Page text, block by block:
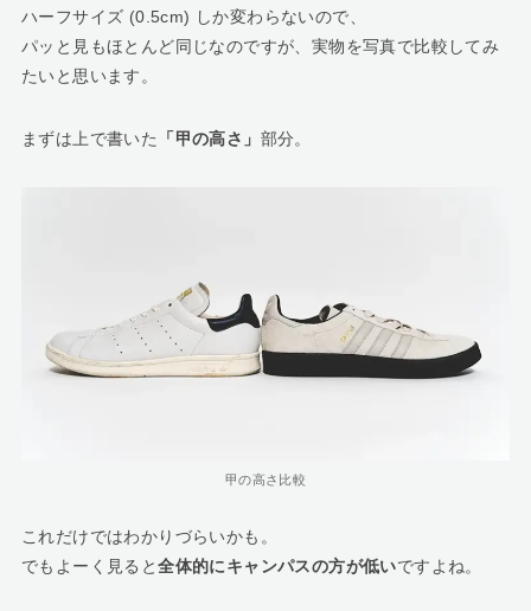
ハーフサイズ (0.5cm) しか変わらないので、
パッと見もほとんど同じなのですが、実物を写真で比較してみ
たいと思います。
まずは上で書いた 「甲の高さ」 部分。
甲の高さ比較
これだけではわかりづらいかも。
でもよーく見ると全体的にキャンパスの方が低いですよね。